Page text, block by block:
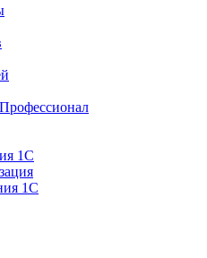
1С
1С